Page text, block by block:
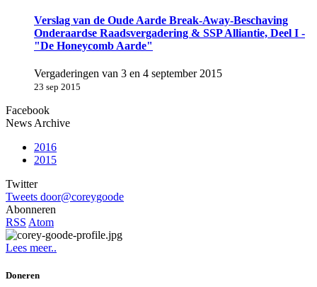
Verslag van de Oude Aarde Break-Away-Beschaving
Onderaardse Raadsvergadering & SSP Alliantie, Deel I -
"De Honeycomb Aarde"
Vergaderingen van 3 en 4 september 2015
23 sep 2015
Facebook
News Archive
2016
2015
Twitter
Tweets door@coreygoode
Abonneren
RSS Atom
Lees meer..
Doneren